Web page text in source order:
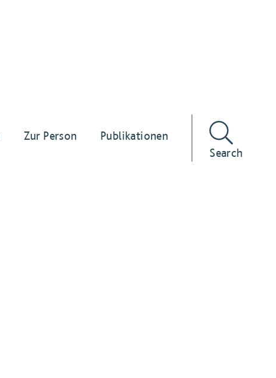
Zur Person
Publikationen
Search